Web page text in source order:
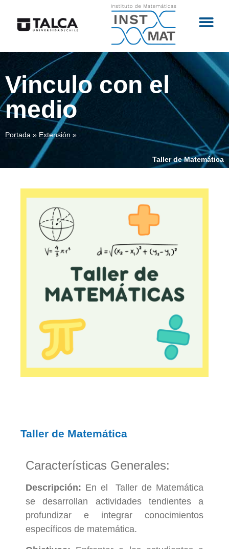
Vinculo con el
medio
Portada » Extensión »
Taller de Matemática
Taller de Matemática
Características Generales:
Descripción: En el Taller de Matemática
se desarrollan actividades tendientes a
profundizar e integrar conocimientos
específicos de matemática.